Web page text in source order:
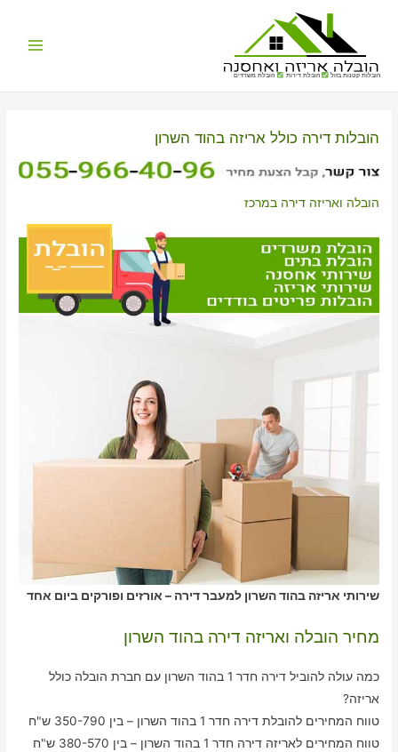
הובלות קטנות בזול הובלת דירות הובלת משרדים
הובלות דירה כולל אריזה בהוד השרון
הובלה ואריזה דירה במרכז
שירותי אריזה בהוד השרון למעבר דירה – אורזים ופורקים ביום אחד
מחיר הובלה ואריזה דירה בהוד השרון
כמה עולה להוביל דירה חדר 1 בהוד השרון עם חברת הובלה כולל
אריזה?
טווח המחירים להובלת דירה חדר 1 בהוד השרון – בין 350-790 ש"ח
טווח המחירים לאריזה דירה חדר 1 בהוד השרון – בין 380-570 ש"ח